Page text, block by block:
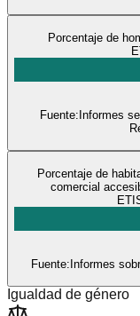
Porcentaje de
Fuente: Informes
Porcentaje de
comercial
Fuente: Informes
Igualdad de género